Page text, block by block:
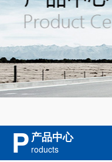
P产品中心
roducts